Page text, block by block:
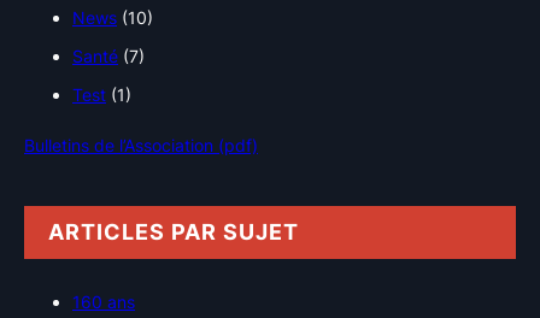
News (10)
Santé (7)
Test (1)
Bulletins de l’Association (pdf)
ARTICLES PAR SUJET
160 ans